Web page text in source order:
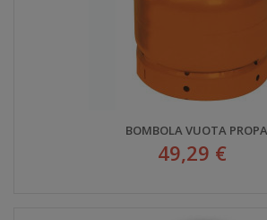
BOMBOLA VUOTA
49,29 €